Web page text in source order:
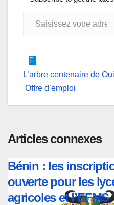
k
n
e
Navigation
L’arbre centenaire de
Offre d’emploi
Articles connexes
Bénin : les
ouverte pour les
agricoles et l’EFMS